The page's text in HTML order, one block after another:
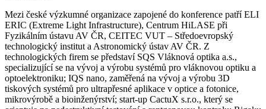
Mezi české výzkumné organizace zapojené do konference patří ELI
ERIC (Extreme Light Infrastructure), Centrum HiLASE při
Fyzikálním ústavu AV ČR, CEITEC VUT – Středoevropský
technologický institut a Astronomický ústav AV ČR. Z
technologických firem se představí SQS Vláknová optika a.s.,
specializující se na vývoj a výrobu systémů pro vláknovou optiku a
optoelektroniku; IQS nano, zaměřená na vývoj a výrobu 3D
tiskových systémů pro ultrapřesné aplikace v optice a fotonice,
mikrovýrobě a bioinženýrství; start-up CactuX s.r.o., který se